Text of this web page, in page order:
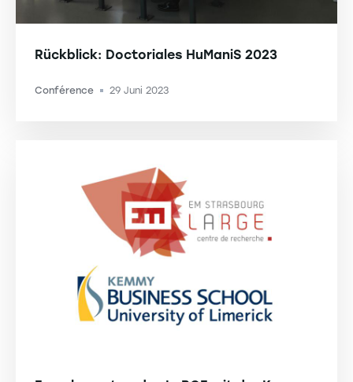
Rückblick: Doctoriales HuManiS 2023
Conférence -29 Juni 2023